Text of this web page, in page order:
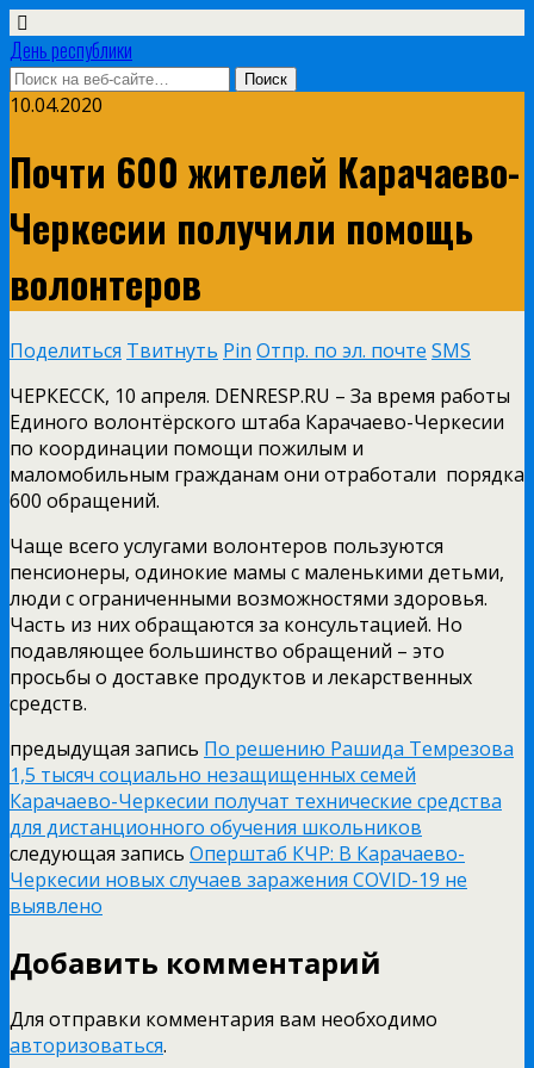
День республики
10.04.2020
Почти 600 жителей Карачаево-
Черкесии получили помощь
волонтеров
Поделиться Твитнуть Pin Отпр. по эл. почте SMS
ЧЕРКЕССК, 10 апреля. DENRESP.RU – За время работы
Единого волонтёрского штаба Карачаево-Черкесии
по координации помощи пожилым и
маломобильным гражданам они отработали порядка
600 обращений.
Чаще всего услугами волонтеров пользуются
пенсионеры, одинокие мамы с маленькими детьми,
люди с ограниченными возможностями здоровья.
Часть из них обращаются за консультацией. Но
подавляющее большинство обращений – это
просьбы о доставке продуктов и лекарственных
средств.
предыдущая запись По решению Рашида Темрезова
1,5 тысяч социально незащищенных семей
Карачаево-Черкесии получат технические средства
для дистанционного обучения школьников
следующая запись Оперштаб КЧР: В Карачаево-
Черкесии новых случаев заражения COVID-19 не
выявлено
Добавить комментарий
Для отправки комментария вам необходимо
авторизоваться.